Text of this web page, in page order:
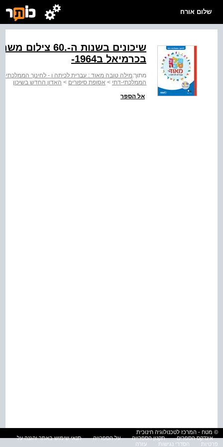
שלום אורח
שיכונים בשנות
בכרמיאל ב1964-
מתוך:מילה טובה מאוד : עברית לכיתה ו - לחינוך הממלכתי-
הממלכתי-דתי > אסופת סיפורים > האדון החדש בשיכון
אל הספר
© מטח - המרכז לטכנולוגיה חינוכית
אינדקס הספרים
תקנון הספרייה על הספרייה
תנאי שימוש באתר והגנה על
פרטיות
הסדרי נגישות עזרה